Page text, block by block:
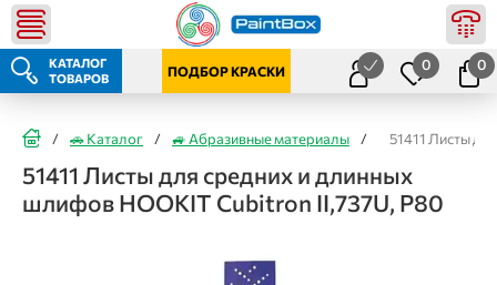
КАТАЛОГ
ТОВАРОВ
ПОДБОР КРАСКИ 0 0
/ 🚗 Каталог / 🚙 Абразивные материалы / 51411 Листы
51411 Листы для средних и длинных
шлифов HOOKIT Сubitron II,737U, P80